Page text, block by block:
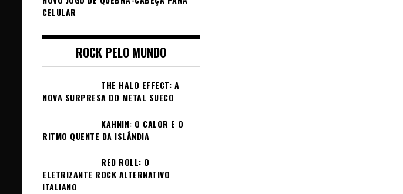
CELULAR
ROCK PELO MUNDO
THE HALO EFFECT: A
NOVA SURPRESA DO METAL SUECO
KAHNIN: O CALOR E O
RITMO QUENTE DA ISLÂNDIA
RED ROLL: O
ELETRIZANTE ROCK ALTERNATIVO
ITALIANO